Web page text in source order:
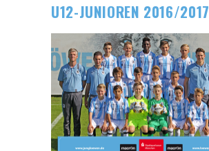
U12-JUNIOREN 2016/2017